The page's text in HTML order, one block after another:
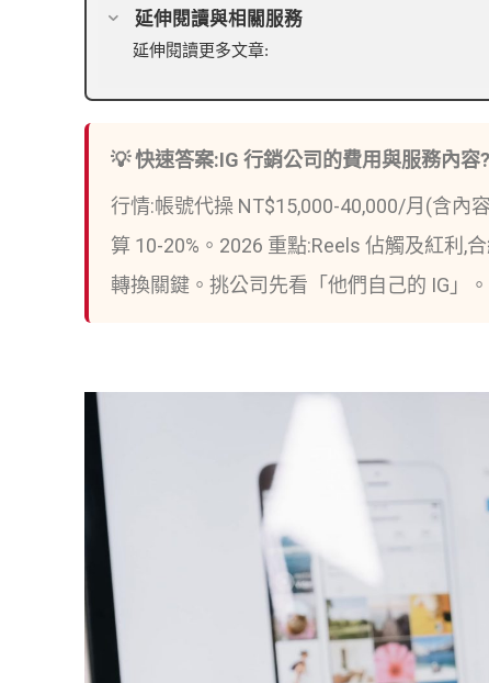
延伸閱讀與相關服務
延伸閱讀更多文章:
💡 快速答案:IG 行銷公司的費用與服務內容?
行情:帳號代操 NT$15,000-40,000/月(含內
算 10-20%。2026 重點:Reels 佔觸及紅利,
轉換關鍵。挑公司先看「他們自己的 IG」。